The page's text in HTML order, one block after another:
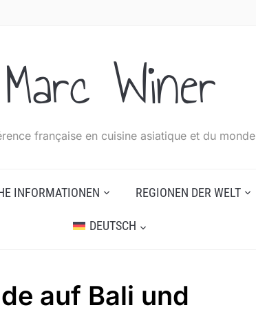
Marc Winer
française en cuisine asiatique et du monde
INFORMATIONEN REGIONEN DER WELT
DEUTSCH
auf Bali und